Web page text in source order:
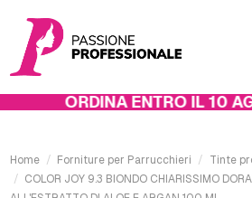
ORDINA ENTRO IL 10
Home Forniture per Parrucchieri
Tinte
COLOR JOY 9.3 BIONDO CHIARISSIMO